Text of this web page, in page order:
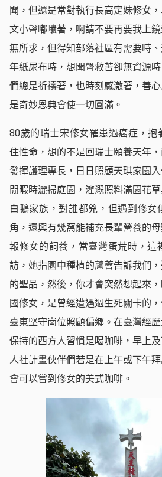
聞，但還是常對執行長高定妹修女
文小聲嘟囔著，啊請不要再要我上
無所求，但得知部落社區有需要時
年紙尿布時，想聞聲救苦卻無資源
們總是祈禱著，也時刻感激著，善
是奇妙恩典會使一切圓滿。
80歲的瑞士宋修女罹患過癌症，抱
住性命，想的不是回瑞士頤養天年
發揮護理專長，日日照顧天琪家園
閒暇時灑掃庭園，灌溉照料滿園花
白鵝家族，對誰都兇，但遇到修女
角，還興有幾窩能補充長輩營養的
報修女的飼養，當臺灣蛋荒時，這
訪，她指園中種植的蘆薈告訴我們
的聖品，然後，你才會突然想起來
國修女，是曾經遭遇過生死關卡的
臺東堅守崗位照顧偏鄉。在臺灣經
保持的西方人習慣是喝咖啡，早上
人社計畫伙伴們若是在上午或下午
會可以嘗到修女的美式咖啡。